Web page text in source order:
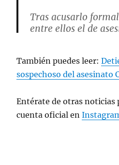
Tras acusarlo
entre ellos el de
para
años que mató con…
— Luis Alberto
También puedes leer:
sospechoso del asesinato
Entérate de otras noticias
cuenta oficial en